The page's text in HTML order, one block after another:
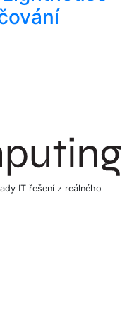
IT řešení z reálného